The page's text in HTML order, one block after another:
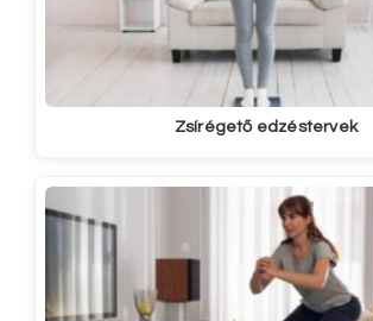
Zsírégető edzéstervek